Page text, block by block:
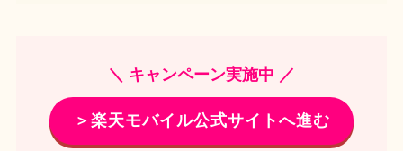
＼ キャンペーン実施中 ／
＞楽天モバイル公式サイトへ進む